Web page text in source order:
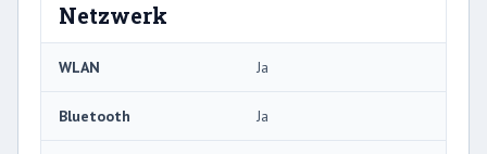
Netzwerk
WLAN Ja
Bluetooth Ja